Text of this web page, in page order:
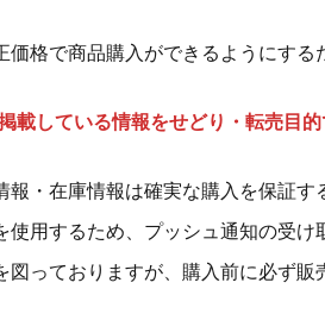
価格で商品購入ができるようにする
載している情報をせどり・転売目
・在庫情報は確実な購入を保証す
用するため、プッシュ通知の受け
図っておりますが、購入前に必ず販